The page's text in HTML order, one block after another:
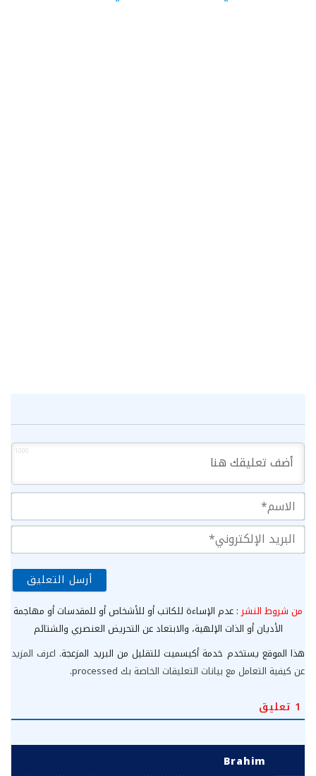
1000
من شروط النشر : عدم الإساءة للكاتب أو للأشخاص أو للمقدسات أو مهاجمة
الأديان أو الذات الإلهية، والابتعاد عن التحريض العنصري والشتائم
هذا الموقع يستخدم خدمة أكيسميت للتقليل من البريد المزعجة. اعرف المزيد
عن كيفية التعامل مع بيانات التعليقات الخاصة بك processed
.
1 تعليق
Brahim